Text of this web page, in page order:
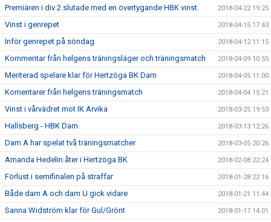
Premiären i div 2 slutade med en övertygande HBK vinst. 2018-04-22 19:25
Vinst i genrepet 2018-04-15 17:43
Inför genrepet på söndag 2018-04-12 11:15
Kommentar från helgens träningsläger och träningsmatch 2018-04-09 10:55
Meriterad spelare klar för Hertzöga BK Dam 2018-04-05 11:00
Komentarer från helgens träningsmatch 2018-04-04 15:21
Vinst i vårvädret mot IK Arvika 2018-03-25 19:53
Hallsberg - HBK Dam 2018-03-13 12:26
Dam A har spelat två träningsmatcher 2018-03-05 20:26
Amanda Hedelin åter i Hertzöga BK 2018-02-08 22:24
Förlust i semifinalen på straffar 2018-01-28 22:16
Både dam A och dam U gick vidare 2018-01-21 11:44
Sanna Widström klar för Gul/Grönt 2018-01-17 14:01